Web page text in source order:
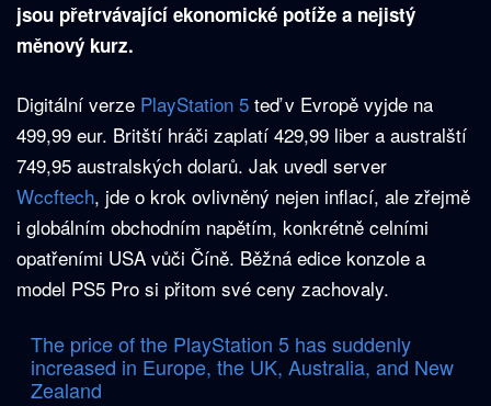
jsou přetrvávající ekonomické potíže a nejistý
měnový kurz.
Digitální verze PlayStation 5 teď v Evropě vyjde na
499,99 eur. Britští hráči zaplatí 429,99 liber a australští
749,95 australských dolarů. Jak uvedl server
Wccftech, jde o krok ovlivněný nejen inflací, ale zřejmě
i globálním obchodním napětím, konkrétně celními
opatřeními USA vůči Číně. Běžná edice konzole a
model PS5 Pro si přitom své ceny zachovaly.
The price of the PlayStation 5 has suddenly
increased in Europe, the UK, Australia, and New
Zealand